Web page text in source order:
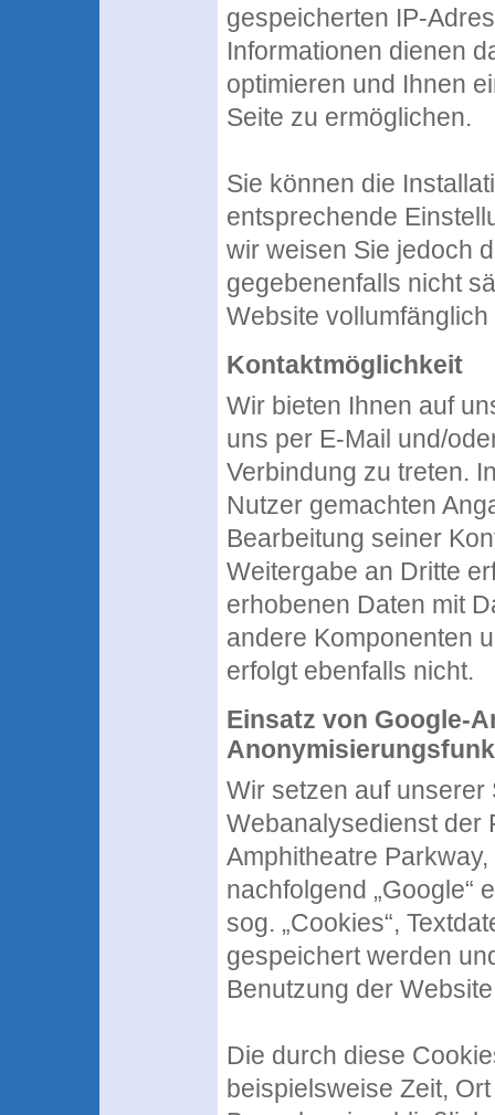
gespeicherten IP-
Informationen dienen
optimieren und Ihnen
Seite zu ermöglichen.
Sie können die
entsprechende
wir weisen Sie jedoch
gegebenenfalls nicht
Website
Kontaktmöglichkeit
Wir bieten Ihnen auf
uns per E-Mail und/
Verbindung zu treten.
Nutzer gemachten
Bearbeitung seiner
Weitergabe an Dritte
erhobenen Daten mit
andere Komponenten
erfolgt ebenfalls nicht.
Einsatz von Google-
Wir setzen auf unserer
Webanalysedienst der
Amphitheatre
nachfolgend „Google“
sog. „Cookies“,
gespeichert werden
Benutzung der
Die durch diese
beispielsweise Zeit,